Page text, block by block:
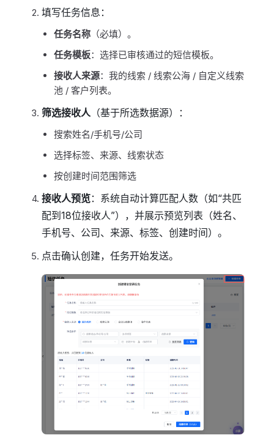
填写任务信息：
任务名称 （必填）。
任务模板：选择已审核通过的短信模板。
接收人来源：我的线索 / 线索公海 / 自定义线索
池 / 客户列表。
筛选接收人（基于所选数据源）：
搜索姓名/手机号/公司
选择标签、来源、线索状态
按创建时间范围筛选
接收人预览：系统自动计算匹配人数（如“共匹
配到18位接收人”），并展示预览列表（姓名、
手机号、公司、来源、标签、创建时间）。
点击确认创建，任务开始发送。